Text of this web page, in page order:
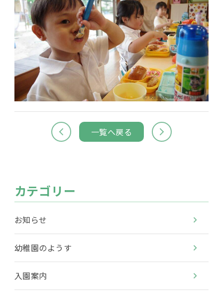
一覧へ戻る
カテゴリー
お知らせ
幼稚園のようす
入園案内